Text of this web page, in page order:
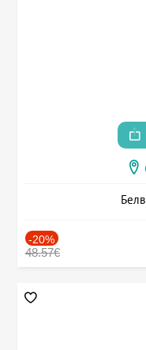
-20%
48.57€